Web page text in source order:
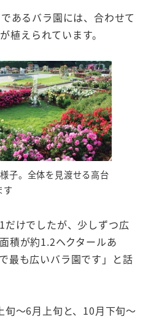
あるバラ園には、合わせて
植えられています。
子。全体を見渡せる高台
す
だけでしたが、少しずつ広
積が約1.2ヘクタールあ
最も広いバラ園です」と話
旬～6月上旬と、10月下旬～